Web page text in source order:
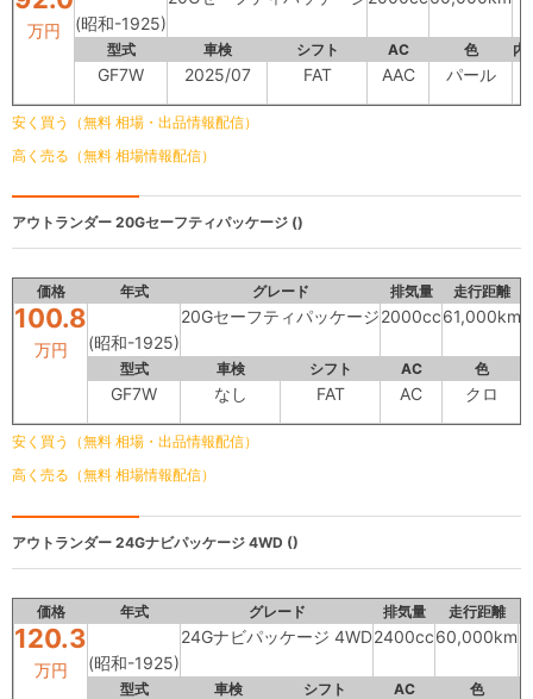
万円 (昭和-1925)
型式 車検 シフト AC 色 内
GF7W 2025/07 FAT AAC パール
安く買う（無料 相場・出品情報配信）
高く売る（無料 相場情報配信）
アウトランダー 20Gセーフティパッケージ ()
価格 年式 グレード 排気量 走行距離
100.8
万円 (昭和-1925)
20Gセーフティパッケージ2000cc61,000km
型式 車検 シフト AC 色
GF7W なし FAT AC クロ
安く買う（無料 相場・出品情報配信）
高く売る（無料 相場情報配信）
アウトランダー 24Gナビパッケージ 4WD ()
価格 年式 グレード 排気量 走行距離
120.3
万円 (昭和-1925)
24Gナビパッケージ 4WD2400cc60,000km
型式 車検 シフト AC 色